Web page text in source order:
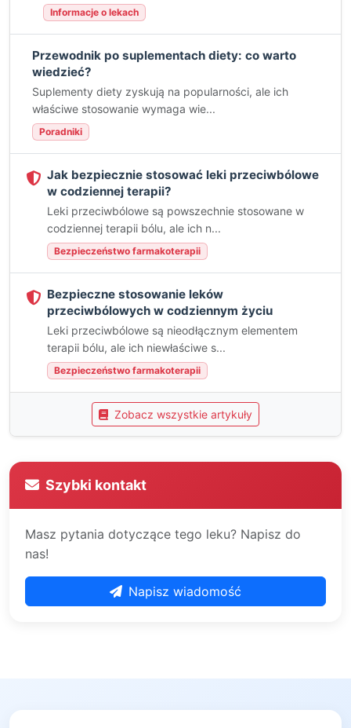
Informacje o lekach
Przewodnik po suplementach diety: co warto
wiedzieć?
Suplementy diety zyskują na popularności, ale ich
właściwe stosowanie wymaga wie...
Poradniki
Jak bezpiecznie stosować leki przeciwbólowe
w codziennej terapii?
Leki przeciwbólowe są powszechnie stosowane w
codziennej terapii bólu, ale ich n...
Bezpieczeństwo farmakoterapii
Bezpieczne stosowanie leków
przeciwbólowych w codziennym życiu
Leki przeciwbólowe są nieodłącznym elementem
terapii bólu, ale ich niewłaściwe s...
Bezpieczeństwo farmakoterapii
Zobacz wszystkie artykuły
Szybki kontakt
Masz pytania dotyczące tego leku? Napisz do
nas!
Napisz wiadomość